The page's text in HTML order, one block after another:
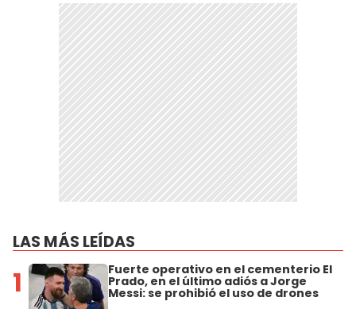
LAS MÁS LEÍDAS
1 Fuerte operativo en el cementerio El
Prado, en el último adiós a Jorge
Messi: se prohibió el uso de drones